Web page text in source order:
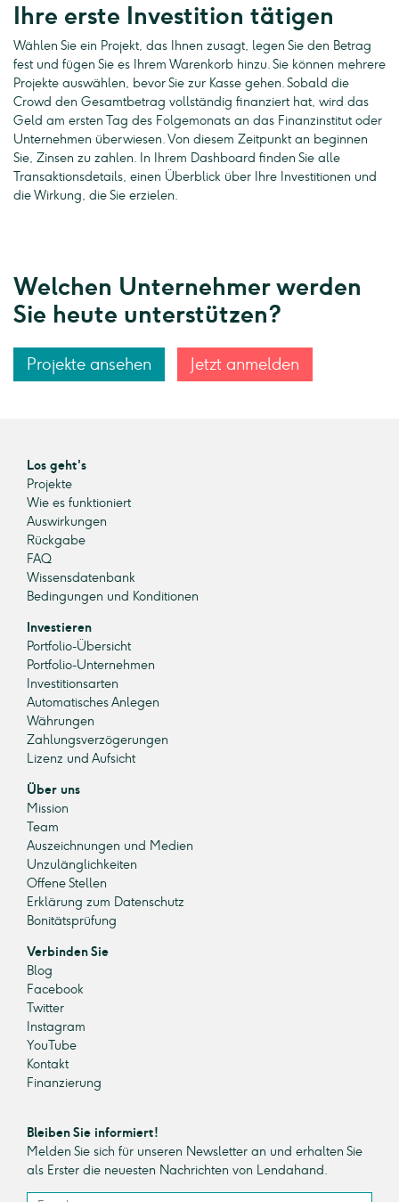
Ihre erste Investition tätigen
Wählen Sie ein Projekt, das Ihnen zusagt, legen Sie den Betrag
fest und fügen Sie es Ihrem Warenkorb hinzu. Sie können mehrere
Projekte auswählen, bevor Sie zur Kasse gehen. Sobald die
Crowd den Gesamtbetrag vollständig finanziert hat, wird das
Geld am ersten Tag des Folgemonats an das Finanzinstitut oder
Unternehmen überwiesen. Von diesem Zeitpunkt an beginnen
Sie, Zinsen zu zahlen. In Ihrem Dashboard finden Sie alle
Transaktionsdetails, einen Überblick über Ihre Investitionen und
die Wirkung, die Sie erzielen.
Welchen Unternehmer werden
Sie heute unterstützen?
Projekte ansehen Jetzt anmelden
Los geht's
Projekte
Wie es funktioniert
Auswirkungen
Rückgabe
FAQ
Wissensdatenbank
Bedingungen und Konditionen
Investieren
Portfolio-Übersicht
Portfolio-Unternehmen
Investitionsarten
Automatisches Anlegen
Währungen
Zahlungsverzögerungen
Lizenz und Aufsicht
Über uns
Mission
Team
Auszeichnungen und Medien
Unzulänglichkeiten
Offene Stellen
Erklärung zum Datenschutz
Bonitätsprüfung
Verbinden Sie
Blog
Facebook
Twitter
Instagram
YouTube
Kontakt
Finanzierung
Bleiben Sie informiert!
Melden Sie sich für unseren Newsletter an und erhalten Sie
als Erster die neuesten Nachrichten von Lendahand.